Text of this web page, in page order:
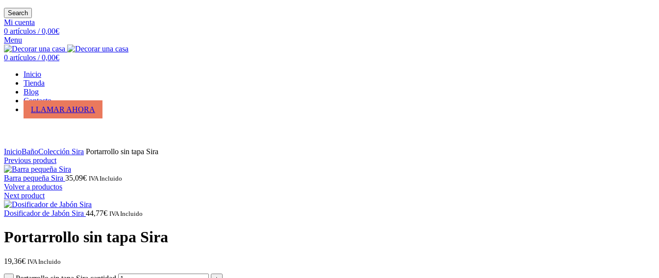
Search
Mi cuenta
0 artículos / 0,00€
Menu
0 artículos / 0,00€
Inicio
Tienda
Blog
Contacto
LLAMAR AHORA
InicioBañoColección Sira Portarrollo sin tapa Sira
Previous product
Barra pequeña Sira 35,09€ IVA Incluido
Volver a productos
Next product
Dosificador de Jabón Sira 44,77€ IVA Incluido
Portarrollo sin tapa Sira
19,36€ IVA Incluido